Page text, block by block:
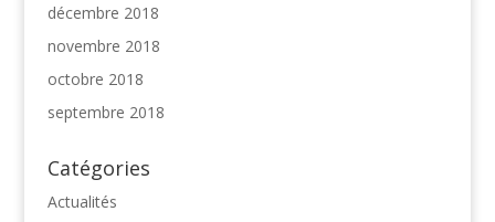
décembre 2018
novembre 2018
octobre 2018
septembre 2018
Catégories
Actualités